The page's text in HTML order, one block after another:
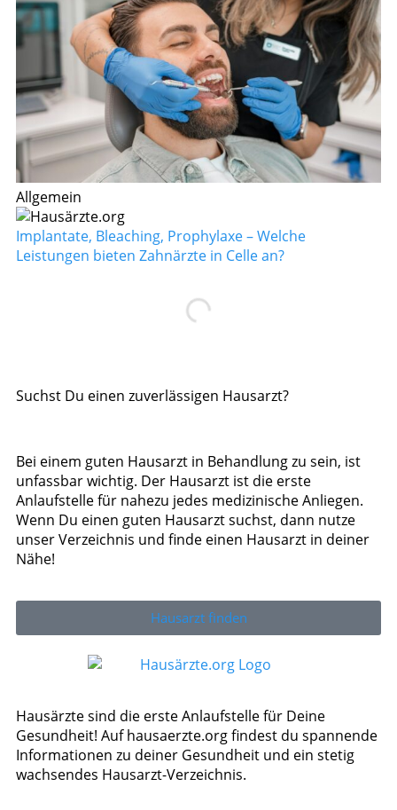
Allgemein
Implantate, Bleaching, Prophylaxe – Welche
Leistungen bieten Zahnärzte in Celle an?
Suchst Du einen zuverlässigen Hausarzt?
Bei einem guten Hausarzt in Behandlung zu sein, ist
unfassbar wichtig. Der Hausarzt ist die erste
Anlaufstelle für nahezu jedes medizinische Anliegen.
Wenn Du einen guten Hausarzt suchst, dann nutze
unser Verzeichnis und finde einen Hausarzt in deiner
Nähe!
Hausarzt finden
Hausärzte sind die erste Anlaufstelle für Deine
Gesundheit! Auf hausaerzte.org findest du spannende
Informationen zu deiner Gesundheit und ein stetig
wachsendes Hausarzt-Verzeichnis.